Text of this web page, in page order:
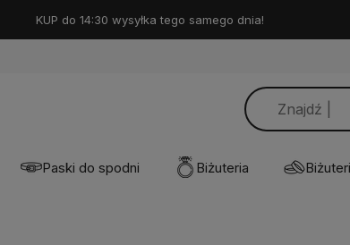
KUP do 14:30 wysyłka tego samego dnia!
Paski do spodni Biżuteria